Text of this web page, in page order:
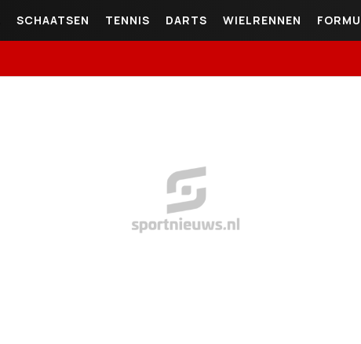
SCHAATSEN TENNIS DARTS WIELRENNEN